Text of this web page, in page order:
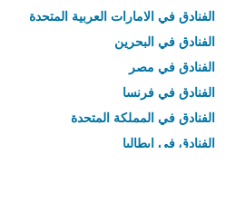
الفنادق في الامارات العربية المتحدة
الفنادق في البحرين
الفنادق في مصر
الفنادق في فرنسا
الفنادق في المملكة المتحدة
الفنادق في إيطاليا